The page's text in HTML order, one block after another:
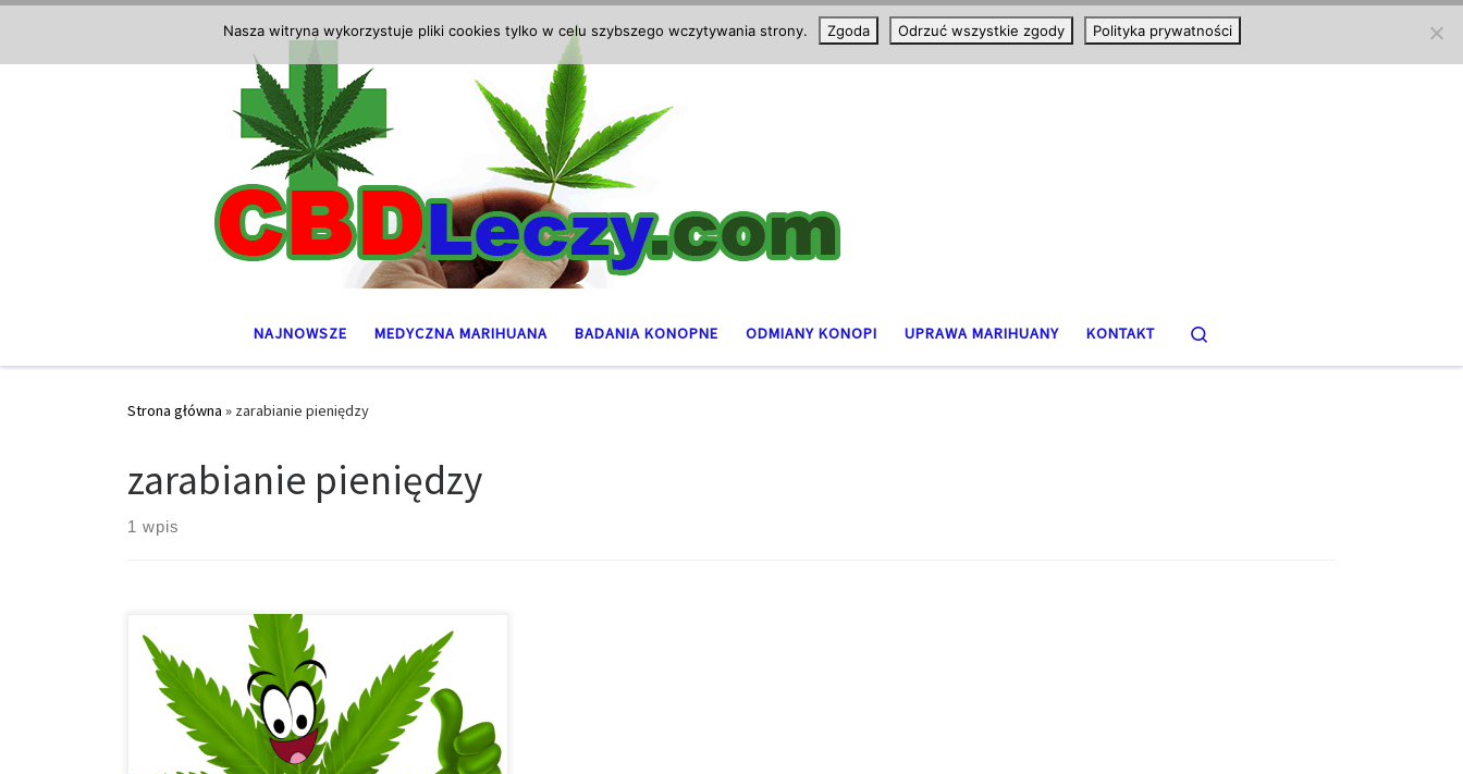
NAJNOWSZE MEDYCZNA MARIHUANA BADANIA KONOPNE ODMIANY KONOPI UPRAWA MARIHUANY KONTAKT
Strona główna » zarabianie pieniędzy
zarabianie pieniędzy
1 wpis
Przed wejściem do branży, każdy inwestor powinien
zadać sobie kilka pytań. Inwestorzy w branży cannabis
są pasjonującą grupą. Wiele osób jest gotowych
podjąć ryzyko związane z inwestowaniem w firmy
najczęściej określane jako spekulacyjne. Dodatkowo,
bycie w federalnie nielegalnym przemyśle wpływa na
Nasza witryna wykorzystuje pliki cookies tylko w celu szybszego wczytywania strony. Zgoda Odrzuć wszystkie zgody Polityka prywatności